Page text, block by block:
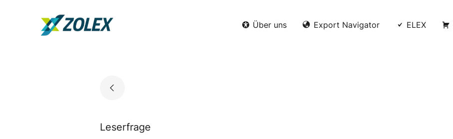
Go to landing page.
Über uns Export Navigator ELEX
Leserfrage